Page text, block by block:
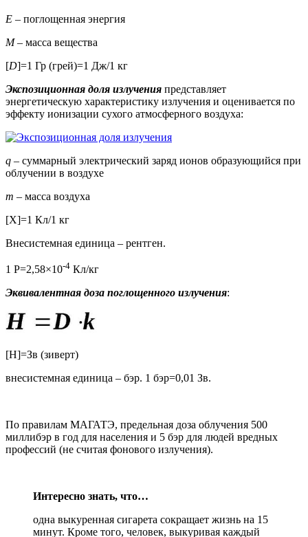
E – поглощенная энергия
M– масса вещества
[D]=1 Гр (грей)=1 Дж/1 кг
Экспозиционная доля излучения представляет
энергетическую характеристику излучения и оценивается по
эффекту ионизации сухого атмосферного воздуха:
q – суммарный электрический заряд ионов образующийся при
облучении в воздухе
m – масса воздуха
[X]=1 Кл/1 кг
Внесистемная единица – рентген.
1 Р=2,58×10-4 Кл/кг
Эквивалентная доза поглощенного излучения:
[H]=Зв (зиверт)
внесистемная единица – бэр. 1 бэр=0,01 Зв.
По правилам МАГАТЭ, предельная доза облучения 500
миллибэр в год для населения и 5 бэр для людей вредных
профессий (не считая фонового излучения).
Интересно знать, что…
одна выкуренная сигарета сокращает жизнь на 15
минут. Кроме того, человек, выкуривая каждый